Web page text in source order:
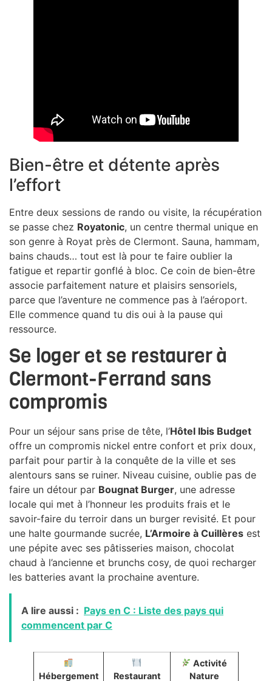
Bien-être et détente après
l’effort
Entre deux sessions de rando ou visite, la récupération
se passe chez Royatonic, un centre thermal unique en
son genre à Royat près de Clermont. Sauna, hammam,
bains chauds… tout est là pour te faire oublier la
fatigue et repartir gonflé à bloc. Ce coin de bien-être
associe parfaitement nature et plaisirs sensoriels,
parce que l’aventure ne commence pas à l’aéroport.
Elle commence quand tu dis oui à la pause qui
ressource.
Se loger et se restaurer à
Clermont-Ferrand sans
compromis
Pour un séjour sans prise de tête, l’Hôtel Ibis Budget
offre un compromis nickel entre confort et prix doux,
parfait pour partir à la conquête de la ville et ses
alentours sans se ruiner. Niveau cuisine, oublie pas de
faire un détour par Bougnat Burger, une adresse
locale qui met à l’honneur les produits frais et le
savoir-faire du terroir dans un burger revisité. Et pour
une halte gourmande sucrée, L’Armoire à Cuillères est
une pépite avec ses pâtisseries maison, chocolat
chaud à l’ancienne et brunchs cosy, de quoi recharger
les batteries avant la prochaine aventure.
A lire aussi : Pays en C : Liste des pays qui
commencent par C
Hébergement Restaurant
Activité
Nature